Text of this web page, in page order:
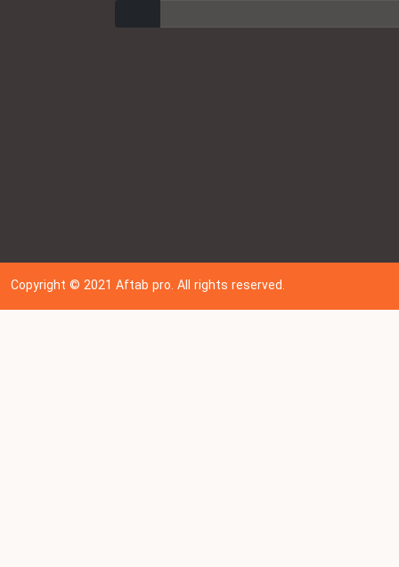
Copyright © 202 1Aftab pro. All rights reserved.